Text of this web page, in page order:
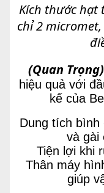
Kích thước hạt
chỉ 2
(Quan Trọng)
hiệu quả với
kế của
Dung tích bình
và gài
Tiện lợi khi
Thân máy
giúp